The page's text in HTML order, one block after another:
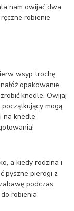
nam owijać dwa
robienie
wsyp trochę
opakowanie
knedle. Owijaj
mogą
na knedle
a kiedy rodzina i
pyszne pierogi z
podczas
robienia